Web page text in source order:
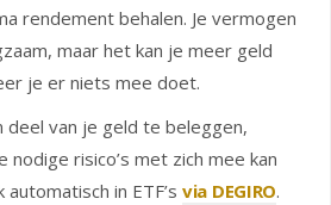
rendement behalen. Je vermogen
maar het kan je meer geld
je er niets mee doet.
van je geld te beleggen,
nodige risico’s met zich mee kan
in ETF’s via DEGIRO.